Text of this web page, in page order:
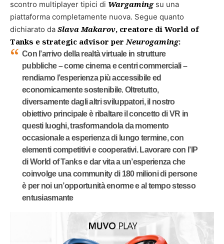
scontro multiplayer tipici di Wargamingsu una
piattaforma completamente nuova. Segue quanto
dichiarato da Slava Makarov, creatore di World of
Tanks e strategic advisor per Neurogaming:
Con l’arrivo della realtà virtuale in strutture
pubbliche – come cinema e centri commerciali –
rendiamo l’esperienza più accessibile ed
economicamente sostenibile.Oltretutto,
diversamente dagli altri sviluppatori, il nostro
obiettivo principale è ribaltare il concetto di VR in
questi luoghi, trasformandola da momento
occasionale a esperienza di lungo termine, con
elementi competitivi e cooperativi. Lavorare con l’IP
di World of Tanks e dar vita a un’esperienza che
coinvolge una community di 180 milioni di persone
è per noi un’opportunità enorme e al tempo stesso
entusiasmante